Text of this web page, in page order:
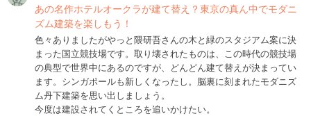
あの名作ホテルオークラが建て替え？東京の真ん中でモダニ
ズム建築を楽しもう！
色々ありましたがやっと隈研吾さんの木と緑のスタジアム案に決
まった国立競技場です。取り壊されたものは、この時代の競技場
の典型で世界中にあるのですが、どんどん建て替えが決まってい
ます。シンガポールも新しくなったし。脳裏に刻まれたモダニズ
ム丹下建築を思い出しましょう。
今度は建設されてくところを追いかけたい。